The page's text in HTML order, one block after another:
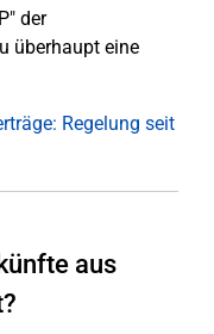
der
überhaupt eine
Regelung seit
aus